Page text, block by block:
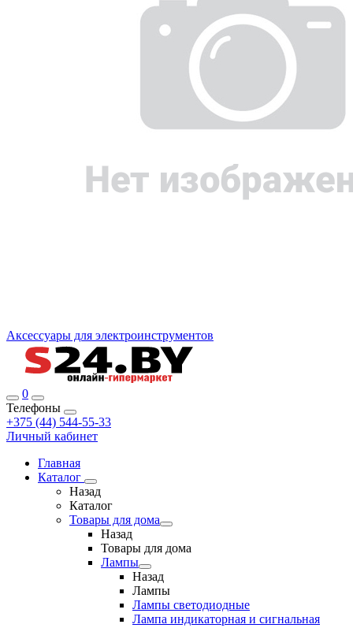
Аксессуары для электроинструментов
0
Телефоны
+375 (44) 544-55-33
Личный кабинет
Главная
Каталог
Назад
Каталог
Товары для дома
Назад
Товары для дома
Лампы
Назад
Лампы
Лампы светодиодные
Лампа индикаторная и сигнальная